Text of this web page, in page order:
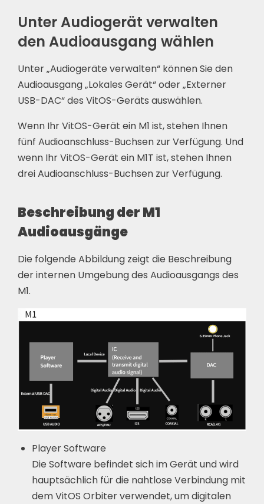
Unter Audiogerät verwalten
den Audioausgang wählen
Unter „Audiogeräte verwalten“ können Sie den
Audioausgang „Lokales Gerät“ oder „Externer
USB-DAC“ des VitOS-Geräts auswählen.
Wenn Ihr VitOS-Gerät ein M1 ist, stehen Ihnen
fünf Audioanschluss-Buchsen zur Verfügung. Und
wenn Ihr VitOS-Gerät ein M1T ist, stehen Ihnen
drei Audioanschluss-Buchsen zur Verfügung.
Beschreibung der M1
Audioausgänge
Die folgende Abbildung zeigt die Beschreibung
der internen Umgebung des Audioausgangs des
M1.
Player Software
Die Software befindet sich im Gerät und wird
hauptsächlich für die nahtlose Verbindung mit
dem VitOS Orbiter verwendet, um digitalen